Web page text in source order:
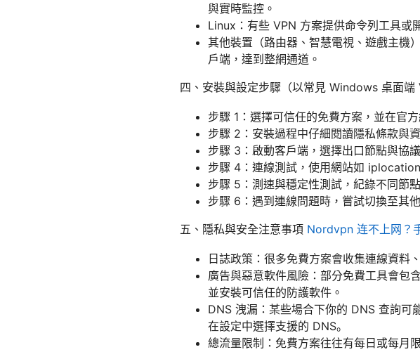
與實時監控。
Linux：有些 VPN 方案提供命令列工具或
其他裝置（路由器、智慧電視、遊戲主機
戶端，達到整網通道。
四、安裝與設定步驟（以常見 Windows 桌面端
步驟 1：選擇可信任的免費方案，並在官
步驟 2：安裝過程中仔細閱讀隱私條款與
步驟 3：啟動客戶端，選擇出口節點與協
步驟 4：連線測試，使用網站如
步驟 5：測速與穩定性測試，紀錄不同節
步驟 6：遇到連線問題時，嘗試切換至其
五、隱私與安全注意事項 Nordvpn 连不上网？
日誌政策：很多免費方案會收集連線資料
廣告與惡意軟件風險：部分免費工具會包
並安裝可信任的防護軟件。
DNS 洩漏：某些場合下你的 DNS 查詢
在設定中選擇支援的 DNS。
總流量限制：免費方案往往有每日或每月